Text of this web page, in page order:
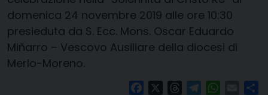
domenica 24 novembre 2019 alle ore 10:30
presieduta da S. Ecc. Mons. Oscar Eduardo
Miñarro – Vescovo Ausiliare della diocesi di
Merlo-Moreno.
FacebookThreadsTelegram Email